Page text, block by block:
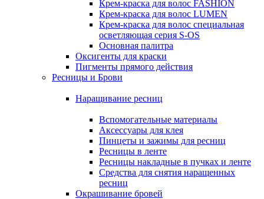
Крем-краска для волос FASHION
Крем-краска для волос LUMEN
Крем-краска для волос специальная
осветляющая серия S-OS
Основная палитра
Оксигенты для краски
Пигменты прямого действия
Ресницы и Брови
Наращивание ресниц
Вспомогательные материалы
Аксессуары для клея
Пинцеты и зажимы для ресниц
Ресницы в ленте
Ресницы накладные в пучках и ленте
Средства для снятия наращенных
ресниц
Окрашивание бровей